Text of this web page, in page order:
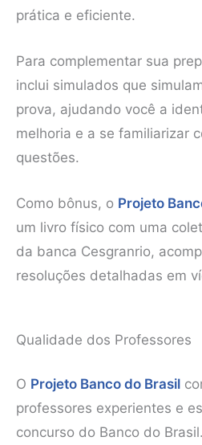
prática e eficiente.
Para complementar sua
inclui simulados que
prova, ajudando você a
melhoria e a se familiarizar
questões.
Como bônus, o Projeto
um livro físico com uma
da banca Cesgranrio,
resoluções detalhadas em
Qualidade dos Professores
O Projeto Banco do Brasil
professores experientes e
concurso do Banco do Brasil.